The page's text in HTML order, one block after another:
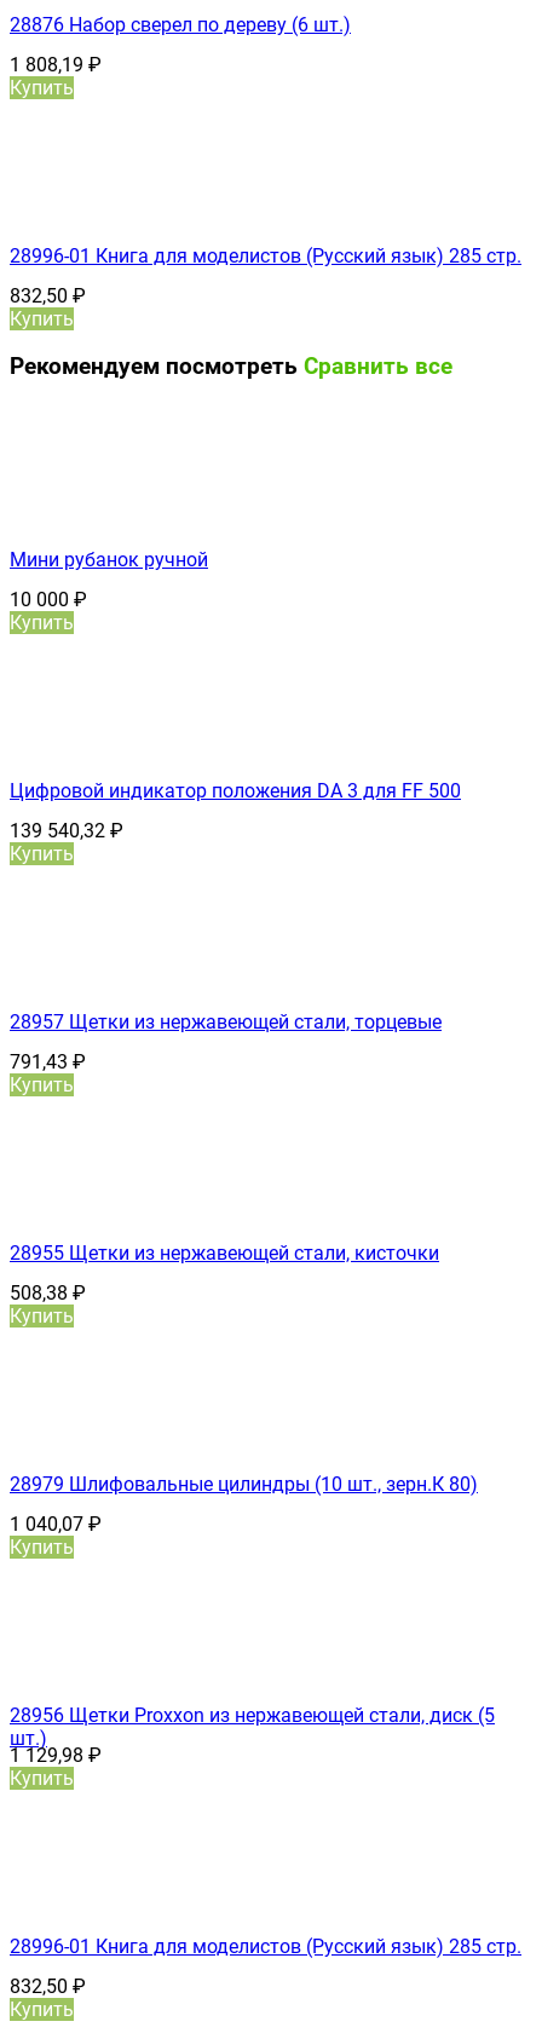
28876 Набор сверел по дереву (6 шт.)
1 808,19 ₽
Купить
28996-01 Книга для моделистов (Русский язык) 285 стр.
832,50 ₽
Купить
Рекомендуем посмотреть Сравнить все
Мини рубанок ручной
10 000 ₽
Купить
Цифровой индикатор положения DA 3 для FF 500
139 540,32 ₽
Купить
28957 Щетки из нержавеющей стали, торцевые
791,43 ₽
Купить
28955 Щетки из нержавеющей стали, кисточки
508,38 ₽
Купить
28979 Шлифовальные цилиндры (10 шт., зерн.К 80)
1 040,07 ₽
Купить
28956 Щетки Proxxon из нержавеющей стали, диск (5
шт.)
1 129,98 ₽
Купить
28996-01 Книга для моделистов (Русский язык) 285 стр.
832,50 ₽
Купить